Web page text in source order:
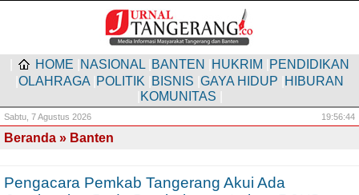
HOME NASIONAL BANTEN HUKRIM PENDIDIKAN
OLAHRAGA POLITIK BISNIS GAYA HIDUP HIBURAN
KOMUNITAS
Sabtu, 7 Agustus 2026 19:56:44
Beranda » Banten
Pengacara Pemkab Tangerang Akui Ada